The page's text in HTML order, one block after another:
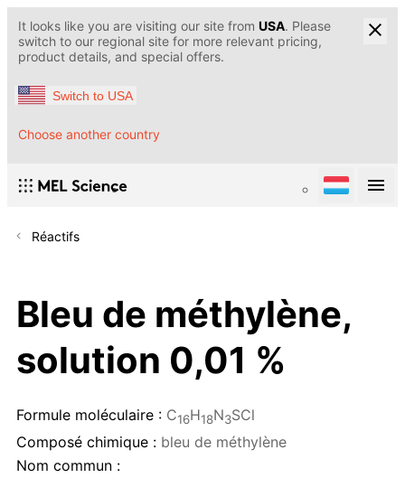
It looks like you are visiting our site from USA. Please
switch to our regional site for more relevant pricing,
product details, and special offers.
Switch to USA
Choose another country
Réactifs
Bleu de méthylène,
solution 0,01 %
Formule moléculaire : C16H18N3SCl
Composé chimique : bleu de méthylène
Nom commun :